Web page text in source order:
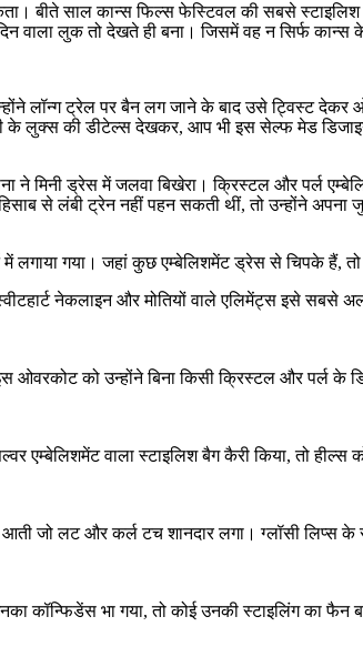
बीते साल कान्स फिल्स फेस्टिवल की सबसे
वाला लुक तो देखते ही बना। जिसमें वह न सिर्फ
लॉन्ग ट्रेल पर बैन लग जाने के बाद उसे ट्विस्ट
के लुक्स की डीटेल्स देखकर, आप भी इस सेल्फ मेड
ने मिनी ड्रेस में जलवा बिखेरा। क्रिस्टल और पर्ल
से लंबी ट्रेन नहीं पहन सकती थीं, तो उन्होंने अपना
में लगाया गया। जहां कुछ एम्बेलिशमेंट ड्रेस से चिपके हैं,
नेकलाइन और मोतियों वाले एलिमेंट्स इसे सबसे
को उन्होंने बिना किसी क्रिस्टल और पर्ल के
एम्बेलिशमेंट वाला स्टाइलिश बैग कैरी किया, तो
जो लट और कर्ल टच शानदार लगा। ग्लॉसी
भा गया, तो कोई उनकी स्टाइलिंग का फैन